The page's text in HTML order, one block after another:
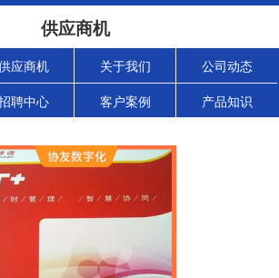
供应商机
应商机 关于我们 公司动态
聘中心 客户案例 产品知识